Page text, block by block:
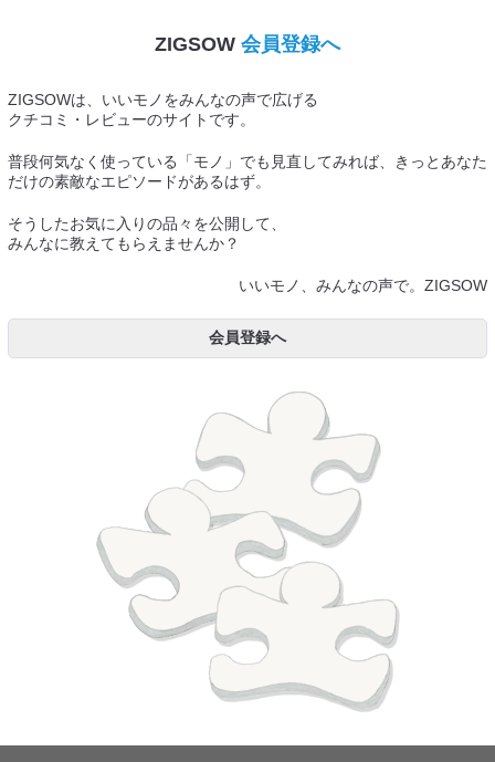
ZIGSOW 会員登録へ
ZIGSOWは、いいモノをみんなの声で広げる
クチコミ・レビューのサイトです。
普段何気なく使っている「モノ」でも見直してみれば、きっとあなた
だけの素敵なエピソードがあるはず。
そうしたお気に入りの品々を公開して、
みんなに教えてもらえませんか？
いいモノ、みんなの声で。ZIGSOW
会員登録へ